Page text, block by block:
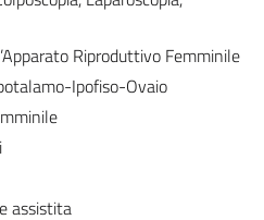
Riproduttivo Femminile
Ipofiso-Ovaio
assistita